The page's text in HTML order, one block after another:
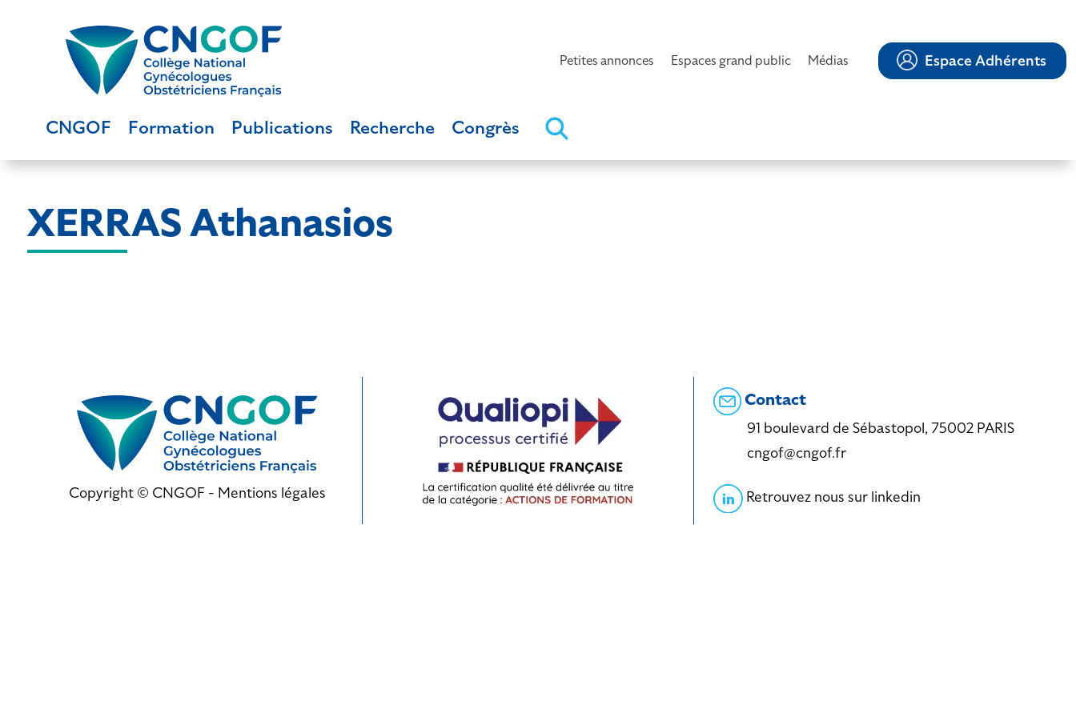
Petites annonces Espaces grand public Médias Espace Adhérents
CNGOF Formation Publications Recherche Congrès
XERRAS Athanasios
Copyright © CNGOF - Mentions légales
Contact
91 boulevard de Sébastopol, 75002 PARIS
cngof@cngof.fr
Retrouvez nous sur linkedin